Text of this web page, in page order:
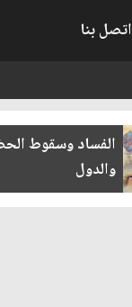
اتصل بنا
الفساد وسقوط
والدول